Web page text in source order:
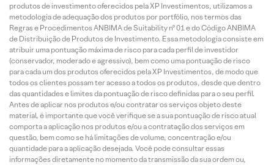
produtos de investimento oferecidos pela XP Investimentos, utilizamos a
metodologia de adequação dos produtos por portfólio, nos termos das
Regras e Procedimentos ANBIMA de Suitability nº 01 e do Código ANBIMA
de Distribuição de Produtos de Investimento. Essa metodologia consiste em
atribuir uma pontuação máxima de risco para cada perfil de investidor
(conservador, moderado e agressivo), bem como uma pontuação de risco
para cada um dos produtos oferecidos pela XP Investimentos, de modo que
todos os clientes possam ter acesso a todos os produtos, desde que dentro
das quantidades e limites da pontuação de risco definidas para o seu perfil.
Antes de aplicar nos produtos e/ou contratar os serviços objeto deste
material, é importante que você verifique se a sua pontuação de risco atual
comporta a aplicação nos produtos e/ou a contratação dos serviços em
questão, bem como se há limitações de volume, concentração e/ou
quantidade para a aplicação desejada. Você pode consultar essas
informações diretamente no momento da transmissão da sua ordem ou,